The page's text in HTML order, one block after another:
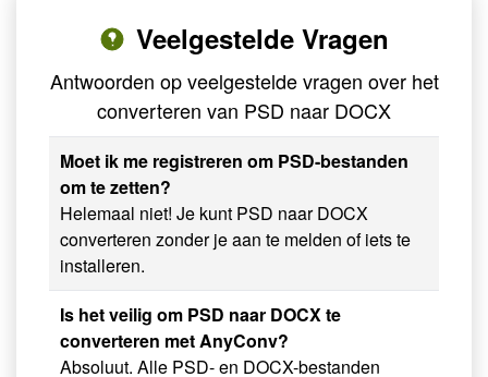
Veelgestelde Vragen
Antwoorden op veelgestelde vragen over het
converteren van PSD naar DOCX
Moet ik me registreren om PSD-bestanden
om te zetten?
Helemaal niet! Je kunt PSD naar DOCX
converteren zonder je aan te melden of iets te
installeren.
Is het veilig om PSD naar DOCX te
converteren met AnyConv?
Absoluut. Alle PSD- en DOCX-bestanden